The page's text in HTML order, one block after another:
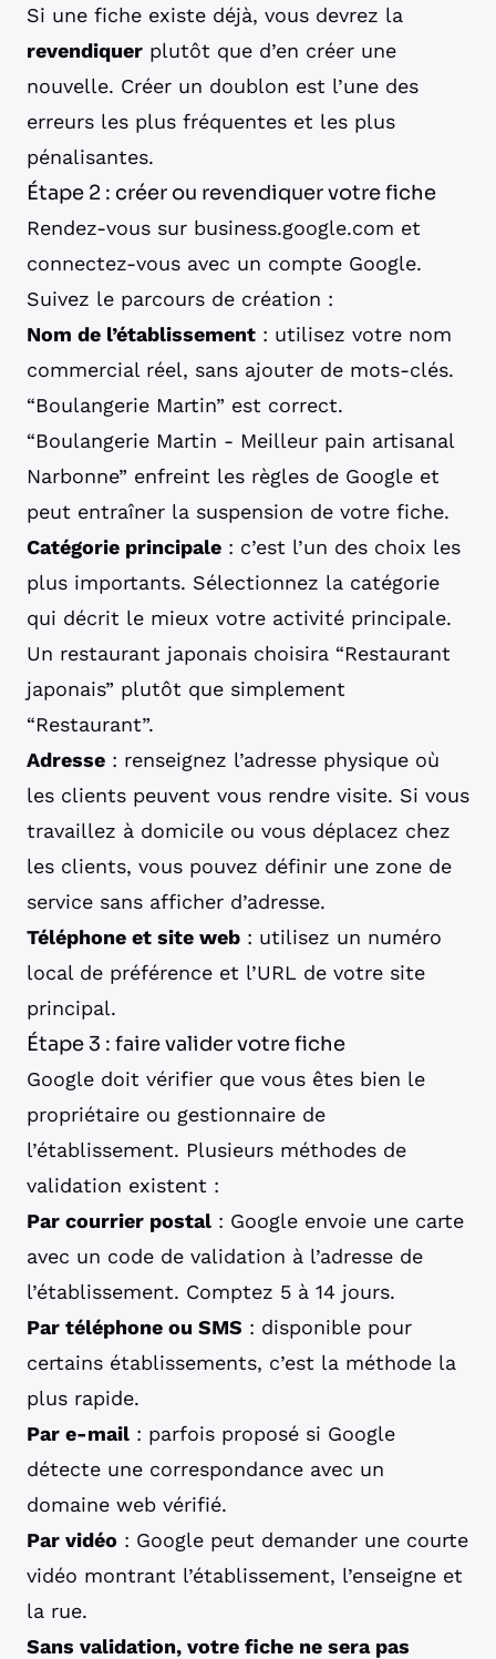
Si une fiche existe déjà, vous devrez la
revendiquer plutôt que d’en créer une
nouvelle. Créer un doublon est l’une des
erreurs les plus fréquentes et les plus
pénalisantes.
Étape 2 : créer ou revendiquer votre fiche
Rendez-vous sur business.google.com et
connectez-vous avec un compte Google.
Suivez le parcours de création :
Nom de l’établissement : utilisez votre nom
commercial réel, sans ajouter de mots-clés.
“Boulangerie Martin” est correct.
“Boulangerie Martin - Meilleur pain artisanal
Narbonne” enfreint les règles de Google et
peut entraîner la suspension de votre fiche.
Catégorie principale : c’est l’un des choix les
plus importants. Sélectionnez la catégorie
qui décrit le mieux votre activité principale.
Un restaurant japonais choisira “Restaurant
japonais” plutôt que simplement
“Restaurant”.
Adresse : renseignez l’adresse physique où
les clients peuvent vous rendre visite. Si vous
travaillez à domicile ou vous déplacez chez
les clients, vous pouvez définir une zone de
service sans afficher d’adresse.
Téléphone et site web : utilisez un numéro
local de préférence et l’URL de votre site
principal.
Étape 3 : faire valider votre fiche
Google doit vérifier que vous êtes bien le
propriétaire ou gestionnaire de
l’établissement. Plusieurs méthodes de
validation existent :
Par courrier postal : Google envoie une carte
avec un code de validation à l’adresse de
l’établissement. Comptez 5 à 14 jours.
Par téléphone ou SMS : disponible pour
certains établissements, c’est la méthode la
plus rapide.
Par e-mail : parfois proposé si Google
détecte une correspondance avec un
domaine web vérifié.
Par vidéo : Google peut demander une courte
vidéo montrant l’établissement, l’enseigne et
la rue.
Sans validation, votre fiche ne sera pas